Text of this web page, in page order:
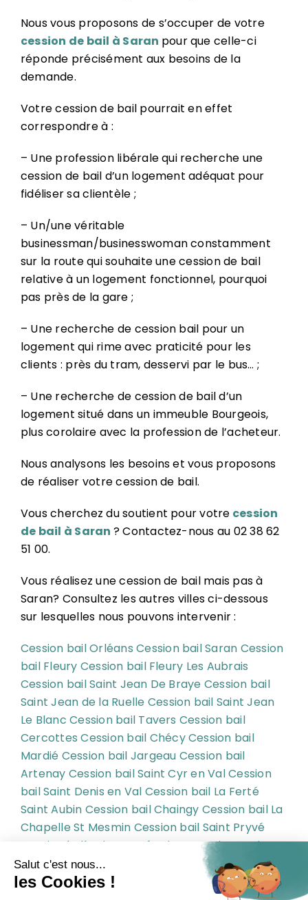
Nous vous proposons de s’occuper de votre
cession de bail à Saran pour que celle-ci
réponde précisément aux besoins de la
demande.
Votre cession de bail pourrait en effet
correspondre à :
– Une profession libérale qui recherche une
cession de bail d’un logement adéquat pour
fidéliser sa clientèle ;
– Un/une véritable
businessman/businesswoman constamment
sur la route qui souhaite une cession de bail
relative à un logement fonctionnel, pourquoi
pas près de la gare ;
– Une recherche de cession bail pour un
logement qui rime avec praticité pour les
clients : près du tram, desservi par le bus… ;
– Une recherche de cession de bail d’un
logement situé dans un immeuble Bourgeois,
plus corolaire avec la profession de l’acheteur.
Nous analysons les besoins et vous proposons
de réaliser votre cession de bail.
Vous cherchez du soutient pour votre cession
de bail à Saran ? Contactez-nous au 02 38 62
51 00.
Vous réalisez une cession de bail mais pas à
Saran? Consultez les autres villes ci-dessous
sur lesquelles nous pouvons intervenir :
Cession bail Orléans Cession bail Saran Cession
bail Fleury Cession bail Fleury Les Aubrais
Cession bail Saint Jean De Braye Cession bail
Saint Jean de la Ruelle Cession bail Saint Jean
Le Blanc Cession bail Tavers Cession bail
Cercottes Cession bail ChécyCession bail
Mardié Cession bail Jargeau Cession bail
Artenay Cession bail Saint Cyr en ValCession
bail Saint Denis en Val Cession bail La Ferté
Saint Aubin Cession bail Chaingy Cession bail La
Chapelle St Mesmin Cession bail Saint Pryvé
Cession bail Saint Pryvé Saint MesminCession
bail St PryvéCession bail St Pryvé St Mesmin
Cession bail Ingré
Cession bail OlivetCession